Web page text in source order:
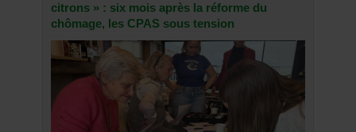
citrons » : six mois après la réforme du
chômage, les CPAS sous tension